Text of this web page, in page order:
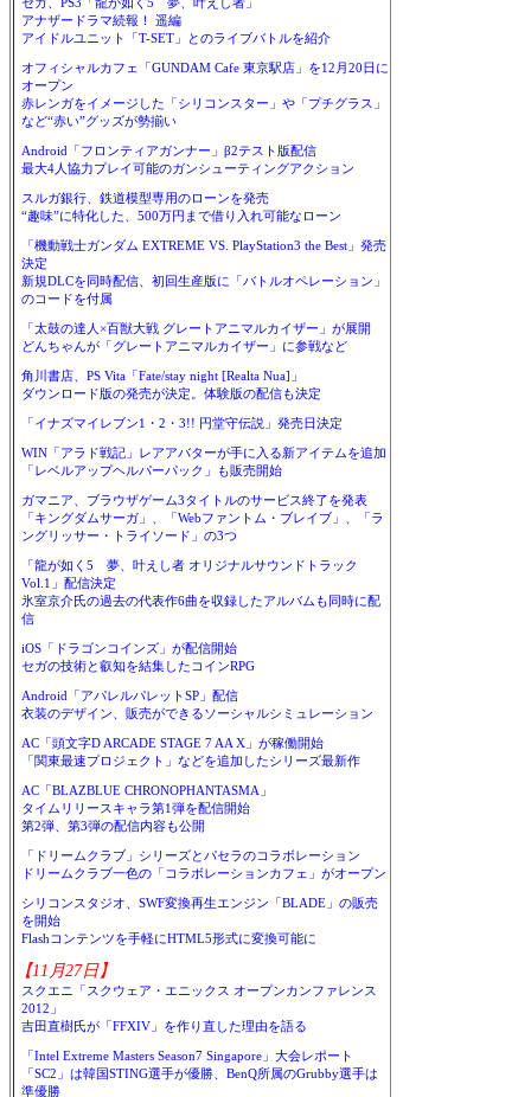
アナザードラマ続報！ 遥編
アイドルユニット「T-SET」とのライブバトルを紹介
オフィシャルカフェ「GUNDAM Cafe 東京駅店」を12月20日に
オープン
赤レンガをイメージした「シリコンスター」や「プチグラス」
など“赤い”グッズが勢揃い
Android「フロンティアガンナー」β2テスト版配信
最大4人協力プレイ可能のガンシューティングアクション
スルガ銀行、鉄道模型専用のローンを発売
“趣味”に特化した、500万円まで借り入れ可能なローン
「機動戦士ガンダム EXTREME VS. PlayStation3 the Best」発売
決定
新規DLCを同時配信、初回生産版に「バトルオペレーション」
のコードを付属
「太鼓の達人×百獣大戦 グレートアニマルカイザー」が展開
どんちゃんが「グレートアニマルカイザー」に参戦など
角川書店、PS Vita「Fate/stay night [Realta Nua]」
ダウンロード版の発売が決定。体験版の配信も決定
「イナズマイレブン1・2・3!! 円堂守伝説」発売日決定
WIN「アラド戦記」レアアバターが手に入る新アイテムを追加
「レベルアップヘルパーパック」も販売開始
ガマニア、ブラウザゲーム3タイトルのサービス終了を発表
「キングダムサーガ」、「Webファントム・ブレイブ」、「ラ
ングリッサー・トライソード」の3つ
「龍が如く5 夢、叶えし者 オリジナルサウンドトラック
Vol.1」配信決定
氷室京介氏の過去の代表作6曲を収録したアルバムも同時に配
信
iOS「ドラゴンコインズ」が配信開始
セガの技術と叡知を結集したコインRPG
Android「アパレルパレットSP」配信
衣装のデザイン、販売ができるソーシャルシミュレーション
AC「頭文字D ARCADE STAGE 7 AA X」が稼働開始
「関東最速プロジェクト」などを追加したシリーズ最新作
AC「BLAZBLUE CHRONOPHANTASMA」
タイムリリースキャラ第1弾を配信開始
第2弾、第3弾の配信内容も公開
「ドリームクラブ」シリーズとパセラのコラボレーション
ドリームクラブ一色の「コラボレーションカフェ」がオープン
シリコンスタジオ、SWF変換再生エンジン「BLADE」の販売
を開始
Flashコンテンツを手軽にHTML5形式に変換可能に
【11月27日】
スクエニ「スクウェア・エニックス オープンカンファレンス
2012」
吉田直樹氏が「FFXIV」を作り直した理由を語る
「Intel Extreme Masters Season7 Singapore」大会レポート
「SC2」は韓国STING選手が優勝、BenQ所属のGrubby選手は
準優勝